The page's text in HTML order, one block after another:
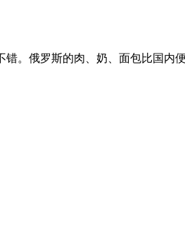
错。俄罗斯的肉、奶、面包比国内